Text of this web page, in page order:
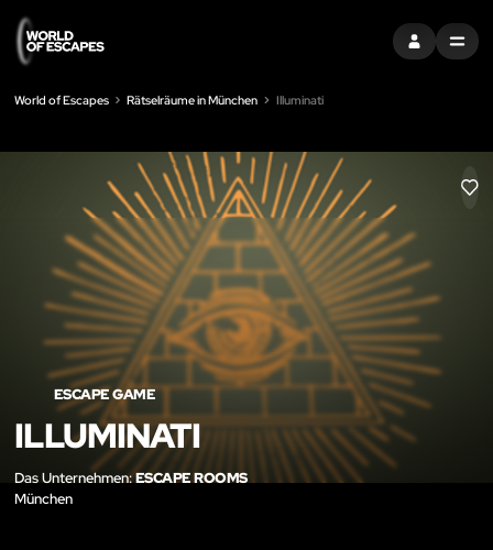
EINTRAGEN
MENU
World of Escapes Rätselräume in München Illuminati
LIKE
ESCAPE GAME
ILLUMINATI
Das Unternehmen:ESCAPE ROOMS
München